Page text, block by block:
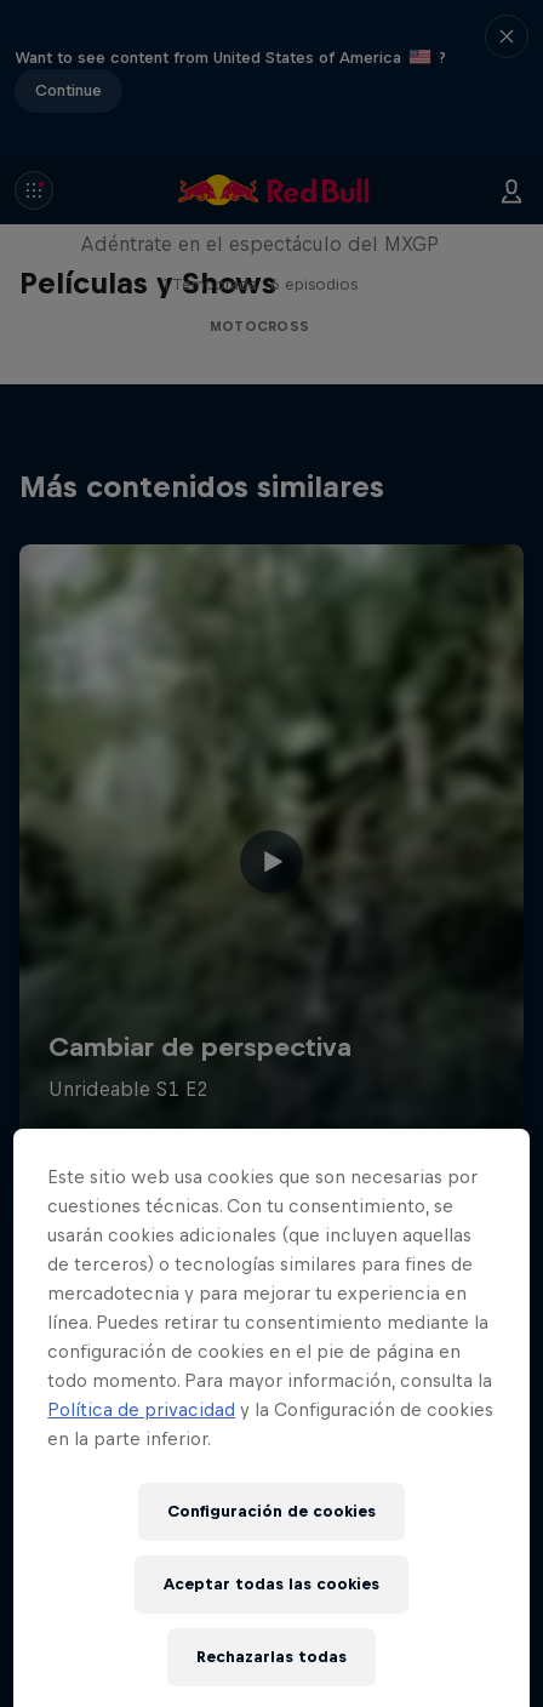
Want to see content from United States of America
?
Continue
Películas y Shows
Race Craft
Adéntrate en el espectáculo del MXGP
1 Temporada · 6 episodios
MOTOCROSS
Más contenidos similares
Este sitio web usa cookies que son necesarias por
cuestiones técnicas. Con tu consentimiento, se
usarán cookies adicionales (que incluyen aquellas
de terceros) o tecnologías similares para fines de
mercadotecnia y para mejorar tu experiencia en
línea. Puedes retirar tu consentimiento mediante la
configuración de cookies en el pie de página en
todo momento. Para mayor información, consulta la
Política de privacidad y la Configuración de cookies
en la parte inferior.
Configuración de cookies
Rechazarlas todas
Aceptar todas las cookies